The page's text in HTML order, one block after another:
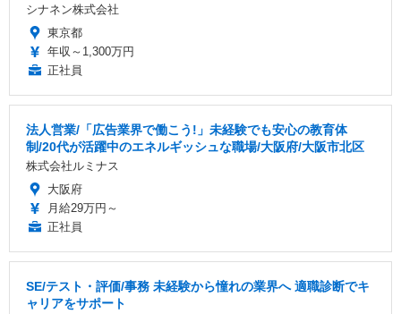
シナネン株式会社
東京都
年収～1,300万円
正社員
法人営業/「広告業界で働こう!」未経験でも安心の教育体
制/20代が活躍中のエネルギッシュな職場/大阪府/大阪市北区
株式会社ルミナス
大阪府
月給29万円～
正社員
SE/テスト・評価/事務 未経験から憧れの業界へ 適職診断でキ
ャリアをサポート